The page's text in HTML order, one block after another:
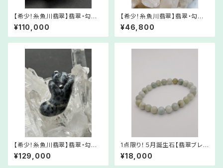
【希少！糸魚川翡翠】翡翠・勾玉
⑧【5月誕生石】RMJa08-523
052
¥110,000
【希少！糸魚川翡翠】翡翠・勾玉
③【5月誕生石】RMJa03-419
052
¥46,800
【希少！糸魚川翡翠】翡翠・勾玉
⑦【5月誕生石】RMJa07-523
052
¥129,000
1点限り！５月誕生石【翡翠ブレス
レット・8mm Mサイズ 16.5㎝】
WSJ1006-608052
¥18,000